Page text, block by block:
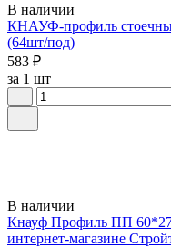
В наличии
КНАУФ-профиль
(64шт/под)
583 ₽
за 1 шт
В наличии
Кнауф Профиль ПП
интернет-магазине